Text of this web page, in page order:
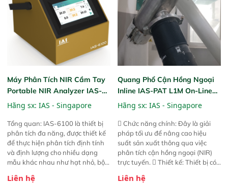
Máy Phân Tích NIR Cầm Tay
Portable NIR Analyzer IAS-
6100
Hãng sx: IAS - Singapore
Tổng quan: IAS-6100 là thiết bị
phân tích đa năng, được thiết kế
để thực hiện phân tích định tính
và định lượng cho nhiều dạng
mẫu khác nhau như hạt nhỏ, bột,
này cho phép bất kỳ ai cũng có
Liên hệ
Quang Phổ Cận Hồng Ngoại
Inline IAS-PAT L1M On-Line
NIR
Hãng sx: IAS - Singapore
 Chức năng chính: Đây là giải
pháp tối ưu để nâng cao hiệu
suất sản xuất thông qua việc
phân tích cận hồng ngoại (NIR)
trực tuyến.  Thiết kế: Thiết bị có
hỗ trợ tản nhiệt tăng cường và đã
Liên hệ